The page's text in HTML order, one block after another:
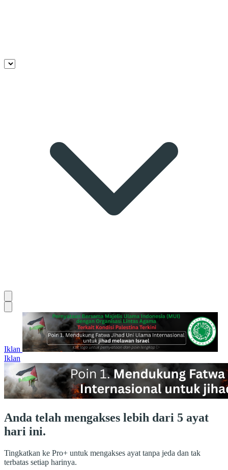
Iklan
Iklan
Anda telah mengakses lebih dari 5 ayat
hari ini.
Tingkatkan ke Pro+ untuk mengakses ayat tanpa jeda dan tak
terbatas setiap harinya.